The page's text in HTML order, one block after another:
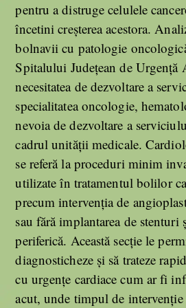
pentru a distruge celulele
încetini creșterea acestora.
bolnavii cu patologie
Spitalului Județean de Urgență
necesitatea de dezvoltare a
specialitatea oncologie,
nevoia de dezvoltare a
cadrul unității medicale.
se referă la proceduri minim
utilizate în tratamentul bolilor
precum intervenția de
sau fără implantarea de stenturi
periferică. Această secție le
diagnosticheze și să trateze
cu urgențe cardiace cum ar fi
acut, unde timpul de